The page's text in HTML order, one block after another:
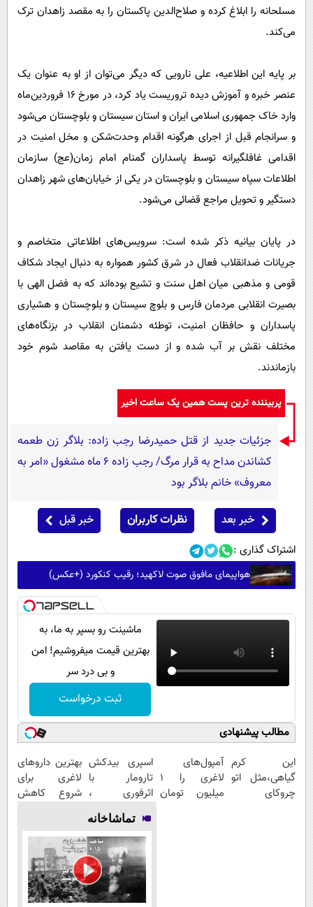
مسلحانه را ابلاغ کرده و صلاح‌الدین پاکستان را به مقصد زاهدان ترک
می‌کند.
بر پایه این اطلاعیه، علی نارویی که دیگر می‌توان از او به عنوان یک
عنصر خبره و آموزش دیده تروریست یاد کرد، در مورخ ۱۶ فروردین‌ماه
وارد خاک جمهوری اسلامی ایران و استان سیستان و بلوچستان می‌شود
و سرانجام قبل از اجرای هرگونه اقدام وحدت‌شکن و مخل امنیت در
اقدامی غافلگیرانه توسط پاسداران گمنام امام زمان(عج) سازمان
اطلاعات سپاه سیستان و بلوچستان در یکی از خیابان‌های شهر زاهدان
دستگیر و تحویل مراجع قضائی می‌شود.
در پایان بیانیه ذکر شده است: سرویس‌های اطلاعاتی متخاصم و
جریانات ضدانقلاب فعال در شرق کشور همواره به دنبال ایجاد شکاف
قومی و مذهبی میان اهل سنت و تشیع بوده‌اند که به فضل الهی با
بصیرت انقلابی مردمان فارس و بلوچ سیستان و بلوچستان و هشیاری
پاسداران و حافظان امنیت، توطئه دشمنان انقلاب در بزنگاه‌های
مختلف نقش بر آب شده و از دست یافتن به مقاصد شوم خود
بازماندند.
پربیننده ترین پست همین یک ساعت اخیر
جزئیات جدید از قتل حمیدرضا رجب زاده: بلاگر زن طعمه
کشاندن مداح به قرار مرگ/ رجب زاده 6 ماه مشغول «امر به
معروف» خانم بلاگر بود
خبر بعد نظرات کاربران خبر قبل
اشتراک گذاری :
هواپیمای مافوق صوت لاکهید؛ رقیب کنکورد (+عکس)
ماشینت رو بسپر به ما، به
بهترین قیمت میفروشیم! امن
و بی درد سر
ثبت درخواست
مطالب پیشنهادی
این کرم
گیاهی،مثل اتو
چروکای
آمپول‌های
لاغری را ۱
میلیون تومان
اسپری بیدکش
تارومار با
اثرفوری ،
محافظ لباس در
مقابل بید
بهترین داروهای
لاغری برای
شروع کاهش
نزدیکت!
تماشاخانه